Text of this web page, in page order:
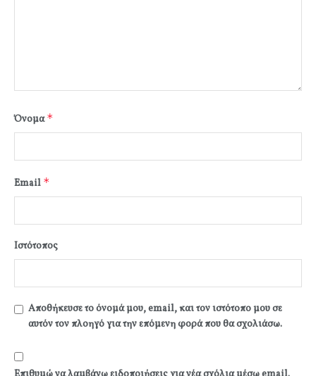
Όνομα*
Email *
Ιστότοπος
Αποθήκευσε το όνομά μου, email, και τον ιστότοπο μου σε
αυτόν τον πλοηγό για την επόμενη φορά που θα σχολιάσω.